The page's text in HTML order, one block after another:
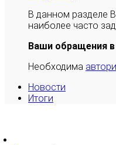
В данном разделе
наиболее часто
Ваши обращения
Необходима
Новости
Итоги